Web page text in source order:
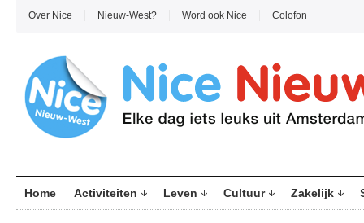
Over Nice Nieuw-West? Word ook Nice Colofon
Home Activiteiten Leven Cultuur Zakelijk